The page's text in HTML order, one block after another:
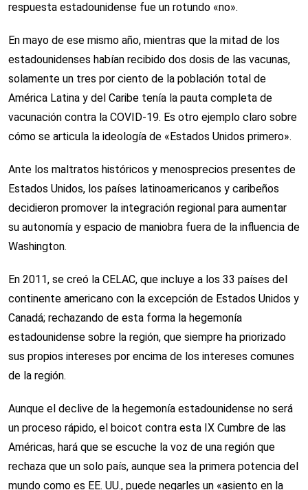
respuesta estadounidense fue un rotundo «no».
En mayo de ese mismo año, mientras que la mitad de los
estadounidenses habían recibido dos dosis de las vacunas,
solamente un tres por ciento de la población total de
América Latina y del Caribe tenía la pauta completa de
vacunación contra la COVID-19. Es otro ejemplo claro sobre
cómo se articula la ideología de «Estados Unidos primero».
Ante los maltratos históricos y menosprecios presentes de
Estados Unidos, los países latinoamericanos y caribeños
decidieron promover la integración regional para aumentar
su autonomía y espacio de maniobra fuera de la influencia de
Washington.
En 2011, se creó la CELAC, que incluye a los 33 países del
continente americano con la excepción de Estados Unidos y
Canadá; rechazando de esta forma la hegemonía
estadounidense sobre la región, que siempre ha priorizado
sus propios intereses por encima de los intereses comunes
de la región.
Aunque el declive de la hegemonía estadounidense no será
un proceso rápido, el boicot contra esta IX Cumbre de las
Américas, hará que se escuche la voz de una región que
rechaza que un solo país, aunque sea la primera potencia del
mundo como es EE. UU., puede negarles un «asiento en la